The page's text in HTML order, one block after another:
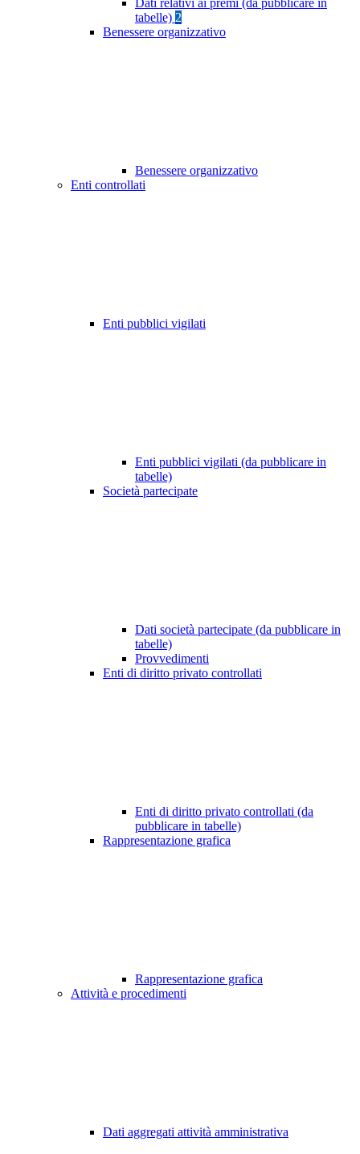
Dati relativi ai premi (da pubblicare in
tabelle) 2
Benessere organizzativo
Benessere organizzativo
Enti controllati
Enti pubblici vigilati
Enti pubblici vigilati (da pubblicare in
tabelle)
Società partecipate
Dati società partecipate (da pubblicare in
tabelle)
Provvedimenti
Enti di diritto privato controllati
Enti di diritto privato controllati (da
pubblicare in tabelle)
Rappresentazione grafica
Rappresentazione grafica
Attività e procedimenti
Dati aggregati attività amministrativa